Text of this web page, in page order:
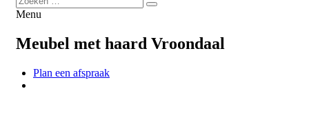
Menu
Meubel met haard Vroondaal
Plan een afspraak